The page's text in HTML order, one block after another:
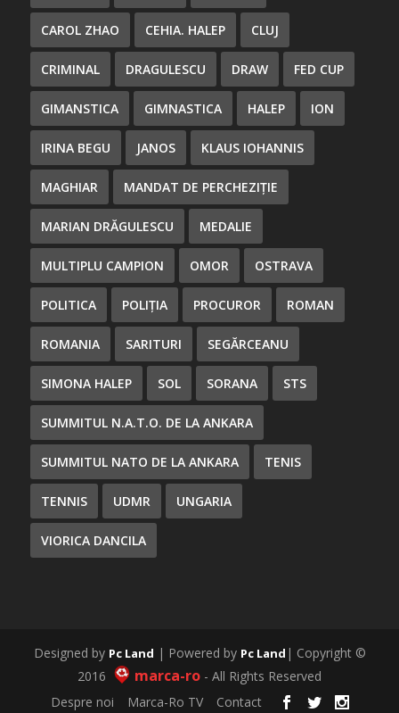
CAROL ZHAO CEHIA. HALEP CLUJ
CRIMINAL DRAGULESCU DRAW FED CUP
GIMANSTICA GIMNASTICA HALEP ION
IRINA BEGU JANOS KLAUS IOHANNIS
MAGHIAR MANDAT DE PERCHEZIȚIE
MARIAN DRĂGULESCU MEDALIE
MULTIPLU CAMPION OMOR OSTRAVA
POLITICA POLIȚIA PROCUROR ROMAN
ROMANIA SARITURI SEGĂRCEANU
SIMONA HALEP SOL SORANA STS
SUMMITUL N.A.T.O. DE LA ANKARA
SUMMITUL NATO DE LA ANKARA TENIS
TENNIS UDMR UNGARIA
VIORICA DANCILA
Designed by Pc Land | Powered by Pc Land | Copyright ©
2016 marca-ro - All Rights Reserved
Despre noi
Marca-Ro TV Contact